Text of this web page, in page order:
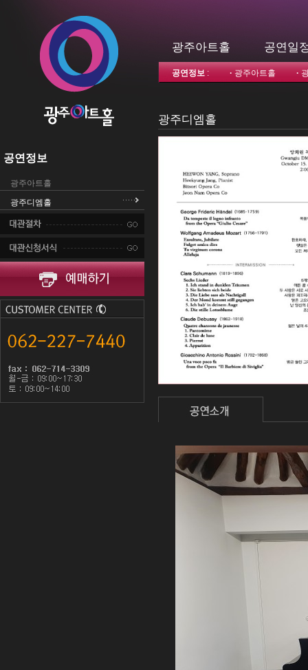
공연정보
광주아트홀
광주디엠홀
광주아트홀 공연일
공연정보 : · 광주아트홀 ·
광주디엠홀